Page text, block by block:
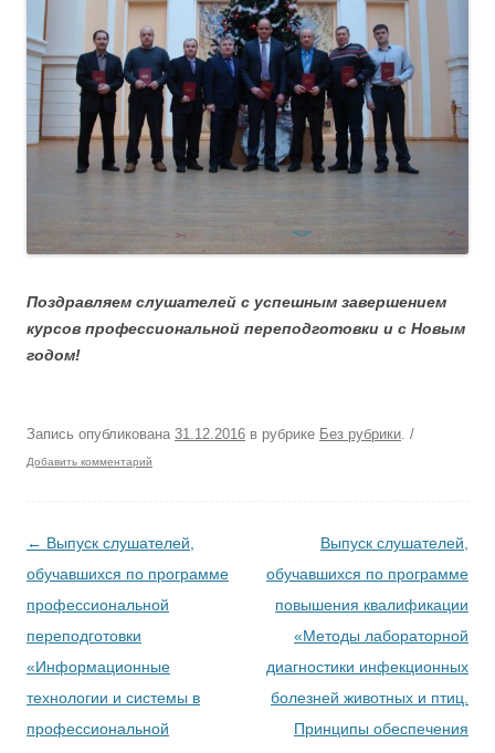
Поздравляем слушателей с успешным завершением
курсов профессиональной переподготовки и с Новым
годом!
Запись опубликована 31.12.2016 в рубрике Без рубрики /
Добавить комментарий
Навигация по записям
← Выпуск слушателей,
обучавшихся по программе
профессиональной
переподготовки
«Информационные
технологии и системы в
профессиональной
Выпуск слушателей,
обучавшихся по программе
повышения квалификации
«Методы лабораторной
диагностики инфекционных
болезней животных и птиц.
Принципы обеспечения